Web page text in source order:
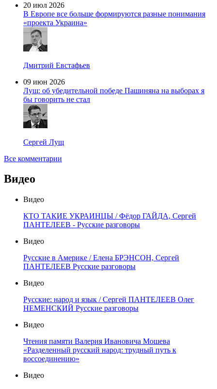
20 июл 2026
В Европе все больше формируются разные понимания
«проекта Украина»
Дмитрий Евстафьев
09 июн 2026
Лущ: об убедительной победе Пашиняна на выборах я
бы говорить не стал
Сергей Лущ
Все комментарии
Видео
Видео
КТО ТАКИЕ УКРАИНЦЫ / Фёдор ГАЙДА, Сергей
ПАНТЕЛЕЕВ - Русские разговоры
Видео
Русские в Америке / Елена БРЭНСОН, Сергей
ПАНТЕЛЕЕВ Русские разговоры
Видео
Русские: народ и язык / Сергей ПАНТЕЛЕЕВ Олег
НЕМЕНСКИЙ Русские разговоры
Видео
Чтения памяти Валерия Ивановича Мошева
«Разделенный русский народ: трудный путь к
воссоединению»
Видео